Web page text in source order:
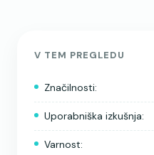
V TEM PREGLEDU
Značilnosti:
Uporabniška izkušnja:
Varnost: